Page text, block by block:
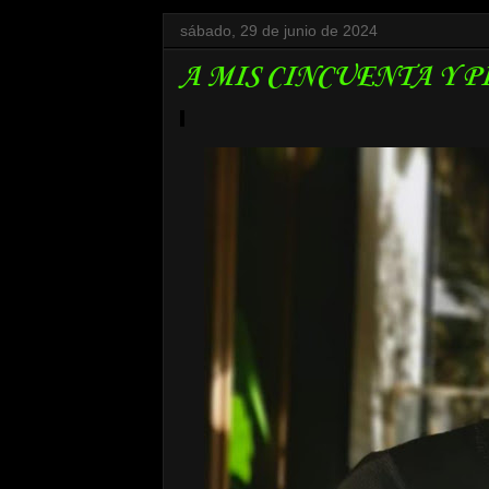
sábado, 29 de junio de 2024
A MIS CINCUENTA Y